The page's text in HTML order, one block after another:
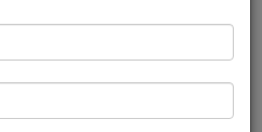
inatividade ou login não